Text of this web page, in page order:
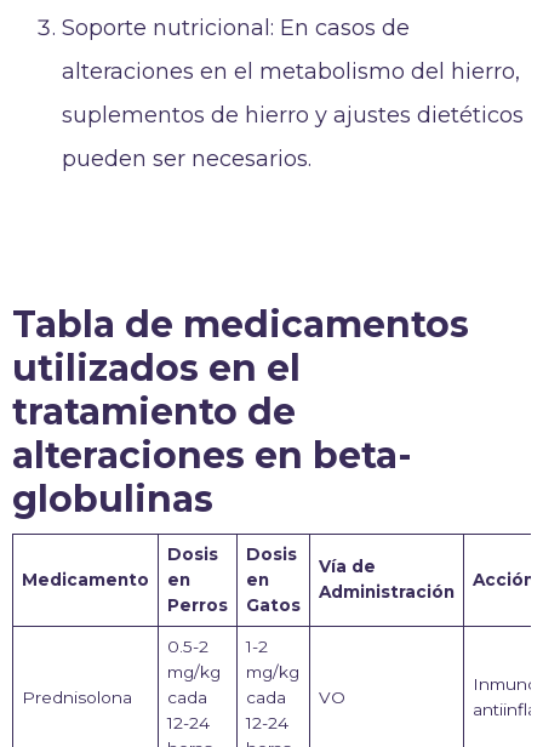
Soporte nutricional: En casos de
alteraciones en el metabolismo del hierro,
suplementos de hierro y ajustes dietéticos
pueden ser necesarios.
Tabla de medicamentos
utilizados en el
tratamiento de
alteraciones en beta-
globulinas
Medicamento
Dosis
en
Perros
Dosis
en
Gatos
Vía de
Administración
Acción
Prednisolona
0.5-2
mg/kg
cada
12-24
1-2
mg/kg
cada
12-24
VO